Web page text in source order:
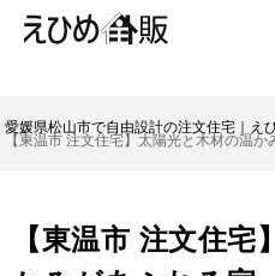
愛媛県松山市で自由設計の注文住宅｜え
【東温市 注文住宅】太陽光と木材の温か
【東温市 注文住